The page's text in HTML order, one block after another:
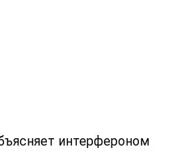
интерфероном